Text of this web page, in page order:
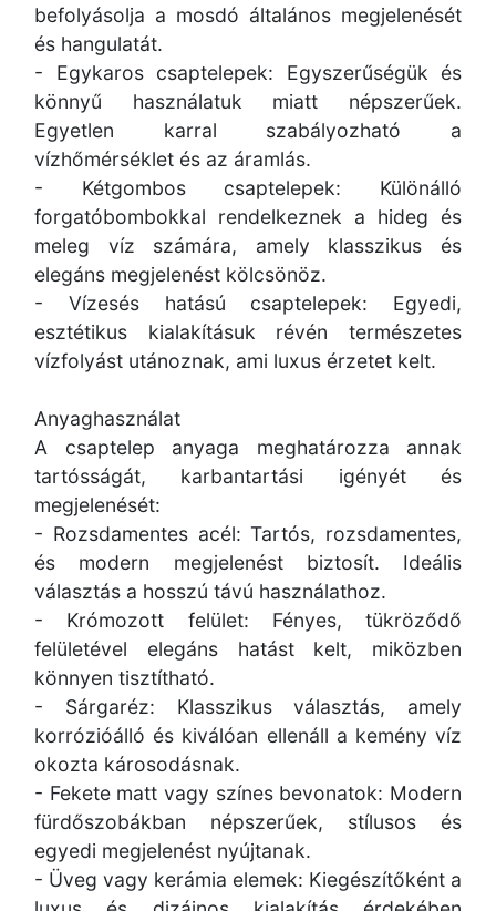
befolyásolja a mosdó általános megjelenését
és hangulatát.
- Egykaros csaptelepek: Egyszerűségük és
könnyű használatuk miatt népszerűek.
Egyetlen karral szabályozható a
vízhőmérséklet és az áramlás.
- Kétgombos csaptelepek: Különálló
forgatóbombokkal rendelkeznek a hideg és
meleg víz számára, amely klasszikus és
elegáns megjelenést kölcsönöz.
- Vízesés hatású csaptelepek: Egyedi,
esztétikus kialakításuk révén természetes
vízfolyást utánoznak, ami luxus érzetet kelt.
Anyaghasználat
A csaptelep anyaga meghatározza annak
tartósságát, karbantartási igényét és
megjelenését:
- Rozsdamentes acél: Tartós, rozsdamentes,
és modern megjelenést biztosít. Ideális
választás a hosszú távú használathoz.
- Krómozott felület: Fényes, tükröződő
felületével elegáns hatást kelt, miközben
könnyen tisztítható.
- Sárgaréz: Klasszikus választás, amely
korrózióálló és kiválóan ellenáll a kemény víz
okozta károsodásnak.
- Fekete matt vagy színes bevonatok: Modern
fürdőszobákban népszerűek, stílusos és
egyedi megjelenést nyújtanak.
- Üveg vagy kerámia elemek: Kiegészítőként a